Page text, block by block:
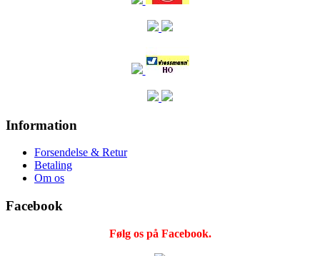
Information
Forsendelse & Retur
Betaling
Om os
Facebook
Følg os på Facebook.